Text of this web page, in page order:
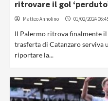
ritrovare il gol
Matteo Annolino 01/02/2024
Il Palermo ritrova finalmente
trasferta di Catanzaro serviva
riportare la...